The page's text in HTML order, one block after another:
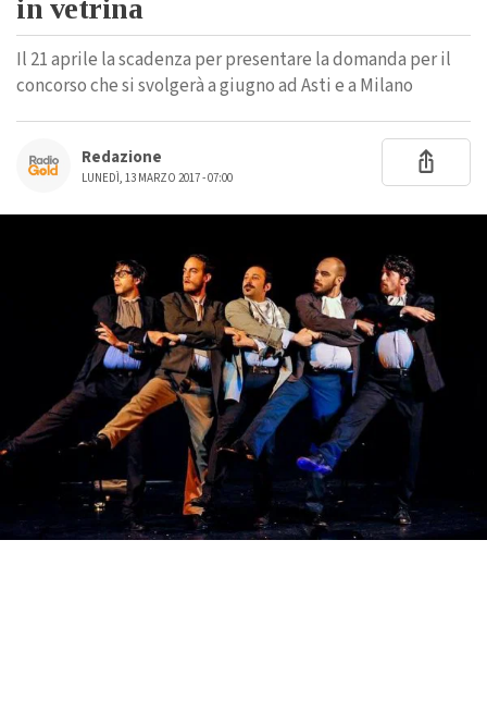
in vetrina
Il 21 aprile la scadenza per presentare la domanda per il
concorso che si svolgerà a giugno ad Asti e a Milano
Redazione
LUNEDÌ, 13 MARZO 2017 - 07:00